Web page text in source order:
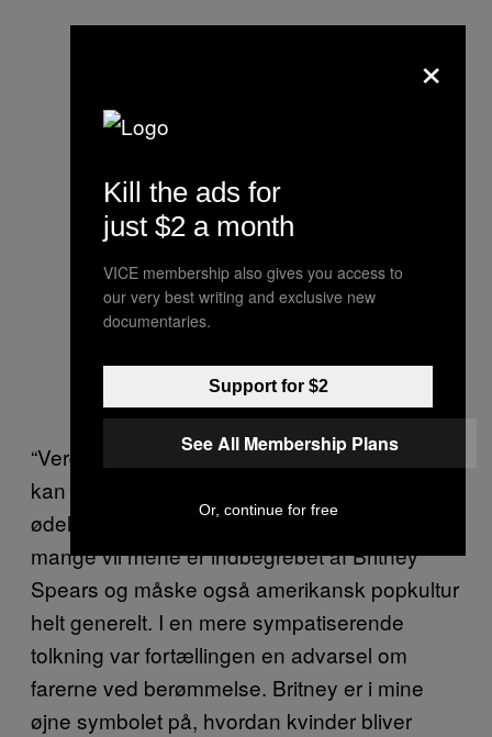
“Verdens fascination af hendes sammenbrud
kan læses som en mulighed for at bevidne
ødelæggelsen af det kunstige – noget, som
mange vil mene er indbegrebet af Britney
Spears og måske også amerikansk popkultur
helt generelt. I en mere sympatiserende
tolkning var fortællingen en advarsel om
farerne ved berømmelse. Britney er i mine
øjne symbolet på, hvordan kvinder bliver
×
Kill the ads for
just $2 a month
VICE membership also gives you access to
our very best writing and exclusive new
documentaries.
Support for $2
See All Membership Plans
Or, continue for free